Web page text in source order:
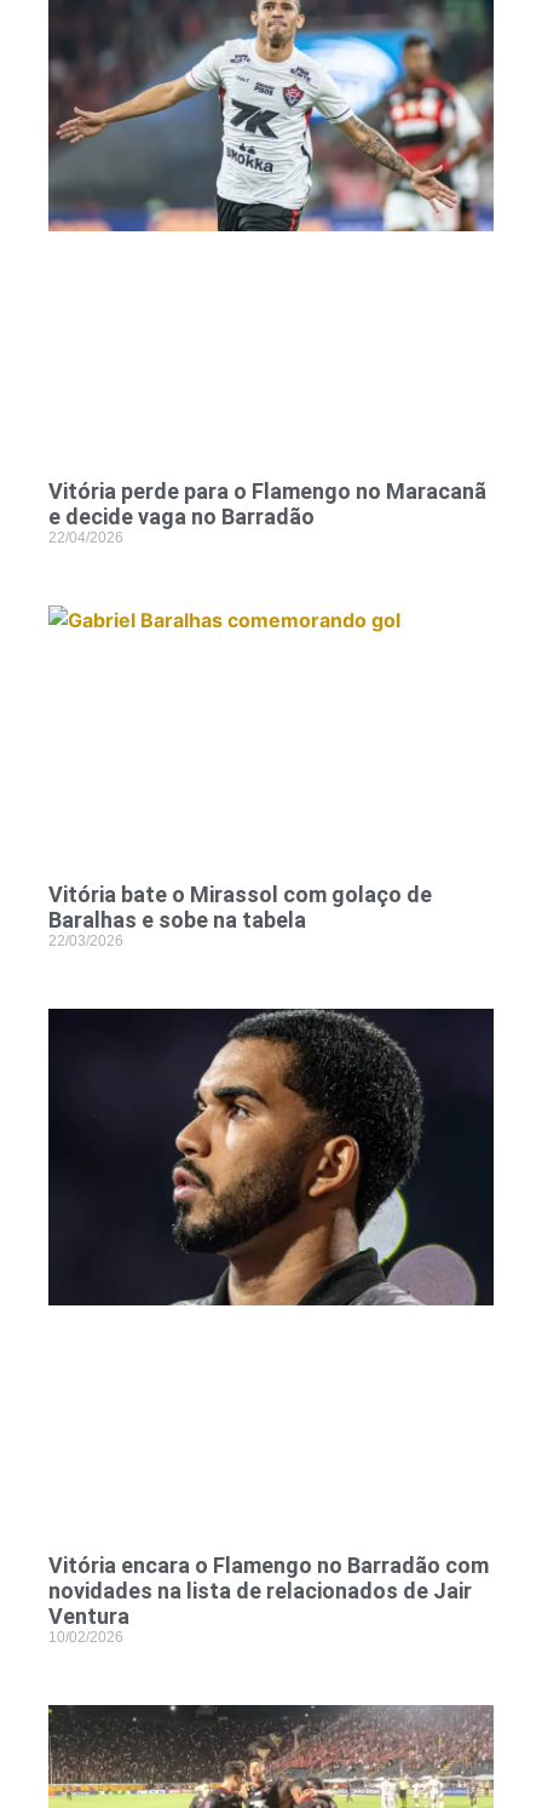
Vitória perde para o Flamengo no Maracanã
e decide vaga no Barradão
22/04/2026
Vitória bate o Mirassol com golaço de
Baralhas e sobe na tabela
22/03/2026
Vitória encara o Flamengo no Barradão com
novidades na lista de relacionados de Jair
Ventura
10/02/2026